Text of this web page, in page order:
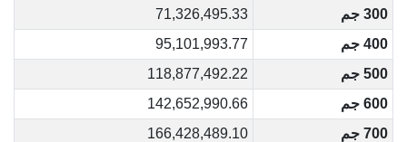
300 جم
71,326,495.33
400 جم
95,101,993.77
500 جم
118,877,492.22
600 جم
142,652,990.66
700 جم
166,428,489.10